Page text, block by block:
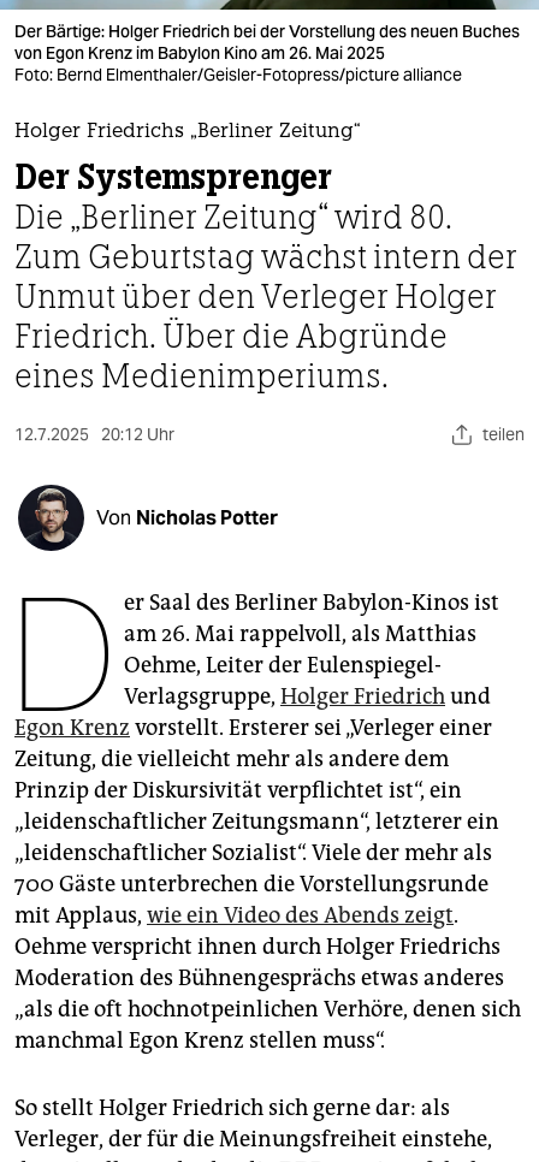
nord
verlag
verlag
veranstaltungen
shop
fragen & hilfe
genossenschaft
epaper login
Der Bärtige: Holger Friedrich bei der Vorstellung des neuen Buches
von Egon Krenz im Babylon Kino am 26. Mai 2025
Foto: Bernd Elmenthaler/Geisler-Fotopress/picture alliance
Holger Friedrichs „Berliner Zeitung“
Der System­sprenger
Die „Berliner Zeitung“ wird 80.
Zum Geburtstag wächst intern der
Unmut über den Verleger Holger
Friedrich. Über die Abgründe
eines Medienimperiums.
12.7.2025 20:12 Uhr teilen
Von Nicholas Potter
D er Saal des Berliner Babylon-Kinos ist
am 26. Mai rappelvoll, als Matthias
Oehme, Leiter der Eulenspiegel-
Verlagsgruppe, Holger Friedrichund
Egon Krenz vorstellt. Ersterer sei „Verleger einer
Zeitung, die vielleicht mehr als andere dem
Prinzip der Diskursivität verpflichtet ist“, ein
„leidenschaftlicher Zeitungsmann“, letzterer ein
„leidenschaftlicher Sozialist“. Viele der mehr als
700 Gäste unterbrechen die Vorstellungsrunde
mit Applaus, wie ein Video des Abends zeigt.
Oehme verspricht ihnen durch Holger Friedrichs
Moderation des Bühnengesprächs etwas anderes
„als die oft hochnotpeinlichen Verhöre, denen sich
manchmal Egon Krenz stellen muss“.
So stellt Holger Friedrich sich gerne dar: als
Verleger, der für die Meinungsfreiheit einstehe,